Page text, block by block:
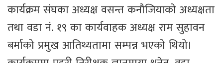
कार्यक्रम संघका अध्यक्ष वसन्त कनौजियाको अध्यक्षता
तथा वडा नं. १९ का कार्यवाहक अध्यक्ष राम सुहावन
बर्माको प्रमुख आतिथ्यतामा सम्पन्न भएको थियो।